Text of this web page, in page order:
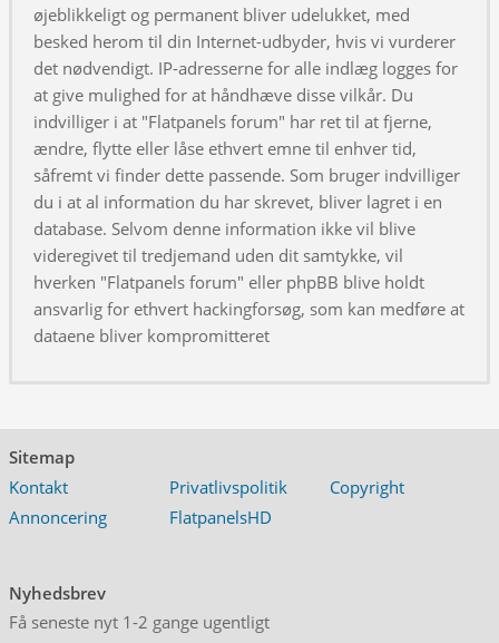
øjeblikkeligt og permanent bliver udelukket, med
besked herom til din Internet-udbyder, hvis vi vurderer
det nødvendigt. IP-adresserne for alle indlæg logges for
at give mulighed for at håndhæve disse vilkår. Du
indvilliger i at "Flatpanels forum" har ret til at fjerne,
ændre, flytte eller låse ethvert emne til enhver tid,
såfremt vi finder dette passende. Som bruger indvilliger
du i at al information du har skrevet, bliver lagret i en
database. Selvom denne information ikke vil blive
videregivet til tredjemand uden dit samtykke, vil
hverken "Flatpanels forum" eller phpBB blive holdt
ansvarlig for ethvert hackingforsøg, som kan medføre at
dataene bliver kompromitteret
Sitemap
Kontakt
Privatlivspolitik
Copyright
Annoncering
FlatpanelsHD
Nyhedsbrev
Få seneste nyt 1-2 gange ugentligt